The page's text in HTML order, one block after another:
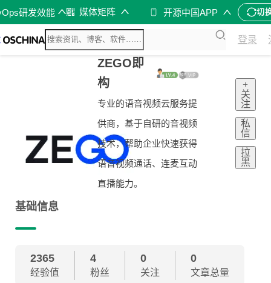
研发效能 媒体矩阵 开源中国APP 切
登录
ZEGO即
构
专业的语音视频云服务提
供商，基于自研的音视频
技术，帮助企业快速获得
语音视频通话、连麦互动
直播能力。
+
关
注
私
信
拉
黑
基础信息
2365
经验值
4
粉丝
0
关注
0
文章总量